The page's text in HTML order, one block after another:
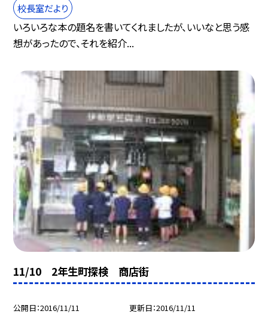
校長室だより
いろいろな本の題名を書いてくれましたが、いいなと思う感
想があったので、それを紹介...
11/10 2年生町探検 商店街
公開日 2016/11/11 更新日 2016/11/11